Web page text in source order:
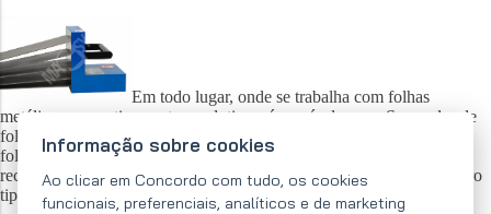
Em todo lugar, onde se trabalha com folhas
metálicas magneticamente condutivas, é possível usar o Separador de
folhas metálicas. Serve para despegar e separar sem problemas as
folhas metálicas, uma doutra, e para possibilitar ao pessoal uma fácil
recolha antes da sua introdução nas prensas, tesouras ou durante outro
tipo do tratamento.
Informação sobre cookies
Ao clicar em Concordo com tudo, os cookies
funcionais, preferenciais, analíticos e de marketing